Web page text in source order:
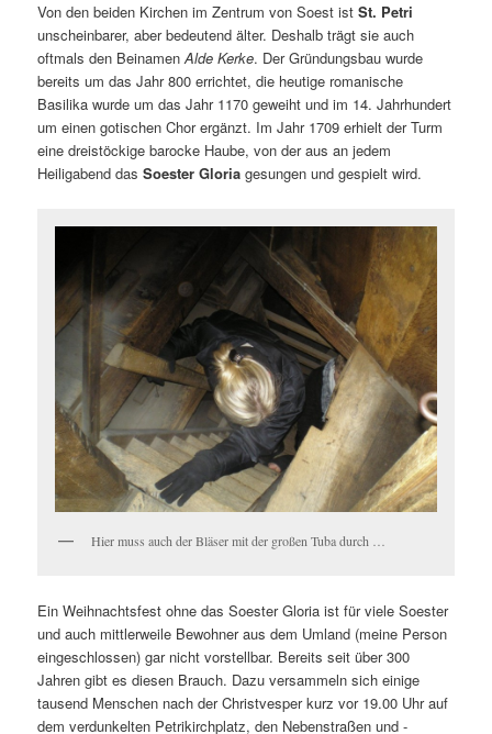
Von den beiden Kirchen im Zentrum von Soest istSt. Petri
unscheinbarer, aber bedeutend älter. Deshalb trägt sie auch
oftmals den BeinamenAlde Kerke. Der Gründungsbau wurde
bereits um das Jahr 800 errichtet, die heutige romanische
Basilika wurde um das Jahr 1170 geweiht und im 14. Jahrhundert
um einen gotischen Chor ergänzt. Im Jahr 1709 erhielt der Turm
eine dreistöckige barocke Haube, von der aus an jedem
Heiligabend dasSoester Gloria gesungen und gespielt wird.
Hier muss auch der Bläser mit der großen Tuba durch …
Ein Weihnachtsfest ohne das Soester Gloria ist für viele Soester
und auch mittlerweile Bewohner aus dem Umland (meine Person
eingeschlossen) gar nicht vorstellbar. Bereits seit über 300
Jahren gibt es diesen Brauch. Dazu versammeln sich einige
tausend Menschen nach der Christvesper kurz vor 19.00 Uhr auf
dem verdunkelten Petrikirchplatz, den Nebenstraßen und -